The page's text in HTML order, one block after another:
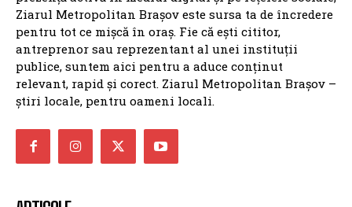
Ziarul Metropolitan Brașov este sursa ta de încredere
pentru tot ce mișcă în oraș. Fie că ești cititor,
antreprenor sau reprezentant al unei instituții
publice, suntem aici pentru a aduce conținut
relevant, rapid și corect. Ziarul Metropolitan Brașov –
știri locale, pentru oameni locali.